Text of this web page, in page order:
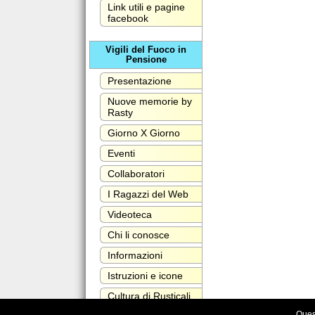
Link utili e pagine
facebook
Vigili del Fuoco in
Pensione
Presentazione
Nuove memorie by
Rasty
Giorno X Giorno
Eventi
Collaboratori
I Ragazzi del Web
Videoteca
Chi li conosce
Informazioni
Istruzioni e icone
Cultura di Rusticali